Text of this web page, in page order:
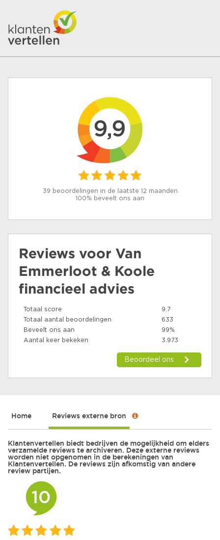
9,9
39 beoordelingen in de laatste 12 maanden
100% beveelt ons aan
Reviews voor Van
Emmerloot & Koole
financieel advies
Totaal score
9.7
Totaal aantal beoordelingen
633
Beveelt ons aan
99%
Aantal keer bekeken
3.973
Beoordeel ons
Home Reviews externe bron
Klantenvertellen biedt bedrijven de mogelijkheid om elders
verzamelde reviews te archiveren. Deze externe reviews
worden niet opgenomen in de berekeningen van
Klantenvertellen. De reviews zijn afkomstig van andere
review partijen.
10